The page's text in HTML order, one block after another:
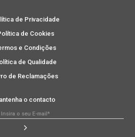
de Privacidade
de Cookies
e Condições
de Qualidade
de Reclamações
o contacto